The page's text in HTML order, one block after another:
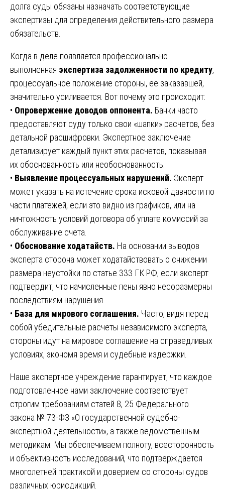
долга суды обязаны назначать соответствующие
экспертизы для определения действительного размера
обязательств.
Когда в деле появляется профессионально
выполненная экспертиза задолженности по кредиту,
процессуальное положение стороны, ее заказавшей,
значительно усиливается. Вот почему это происходит:
• Опровержение доводов оппонента. Банки часто
предоставляют суду только свои «шапки» расчетов, без
детальной расшифровки. Экспертное заключение
детализирует каждый пункт этих расчетов, показывая
их обоснованность или необоснованность.
• Выявление процессуальных нарушений. Эксперт
может указать на истечение срока исковой давности по
части платежей, если это видно из графиков, или на
ничтожность условий договора об уплате комиссий за
обслуживание счета.
• Обоснование ходатайств. На основании выводов
эксперта сторона может ходатайствовать о снижении
размера неустойки по статье 333 ГК РФ, если эксперт
подтвердит, что начисленные пены явно несоразмерны
последствиям нарушения.
• База для мирового соглашения. Часто, видя перед
собой убедительные расчеты независимого эксперта,
стороны идут на мировое соглашение на справедливых
условиях, экономя время и судебные издержки.
Наше экспертное учреждение гарантирует, что каждое
подготовленное нами заключение соответствует
строгим требованиям статей 8, 25 Федерального
закона № 73-ФЗ «О государственной судебно-
экспертной деятельности», а также ведомственным
методикам. Мы обеспечиваем полноту, всесторонность
и объективность исследований, что подтверждается
многолетней практикой и доверием со стороны судов
различных юрисдикций.